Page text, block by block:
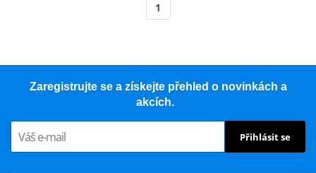
1
Zaregistrujte se a získejte přehled o novinkách a
akcích.
Přihlásit se